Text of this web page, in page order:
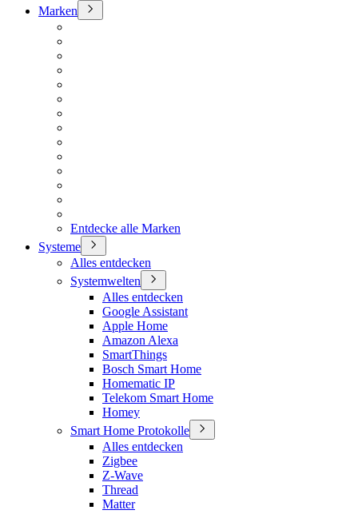
Marken
Entdecke alle Marken
Systeme
Alles entdecken
Systemwelten
Alles entdecken
Google Assistant
Apple Home
Amazon Alexa
SmartThings
Bosch Smart Home
Homematic IP
Telekom Smart Home
Homey
Smart Home Protokolle
Alles entdecken
Zigbee
Z-Wave
Thread
Matter